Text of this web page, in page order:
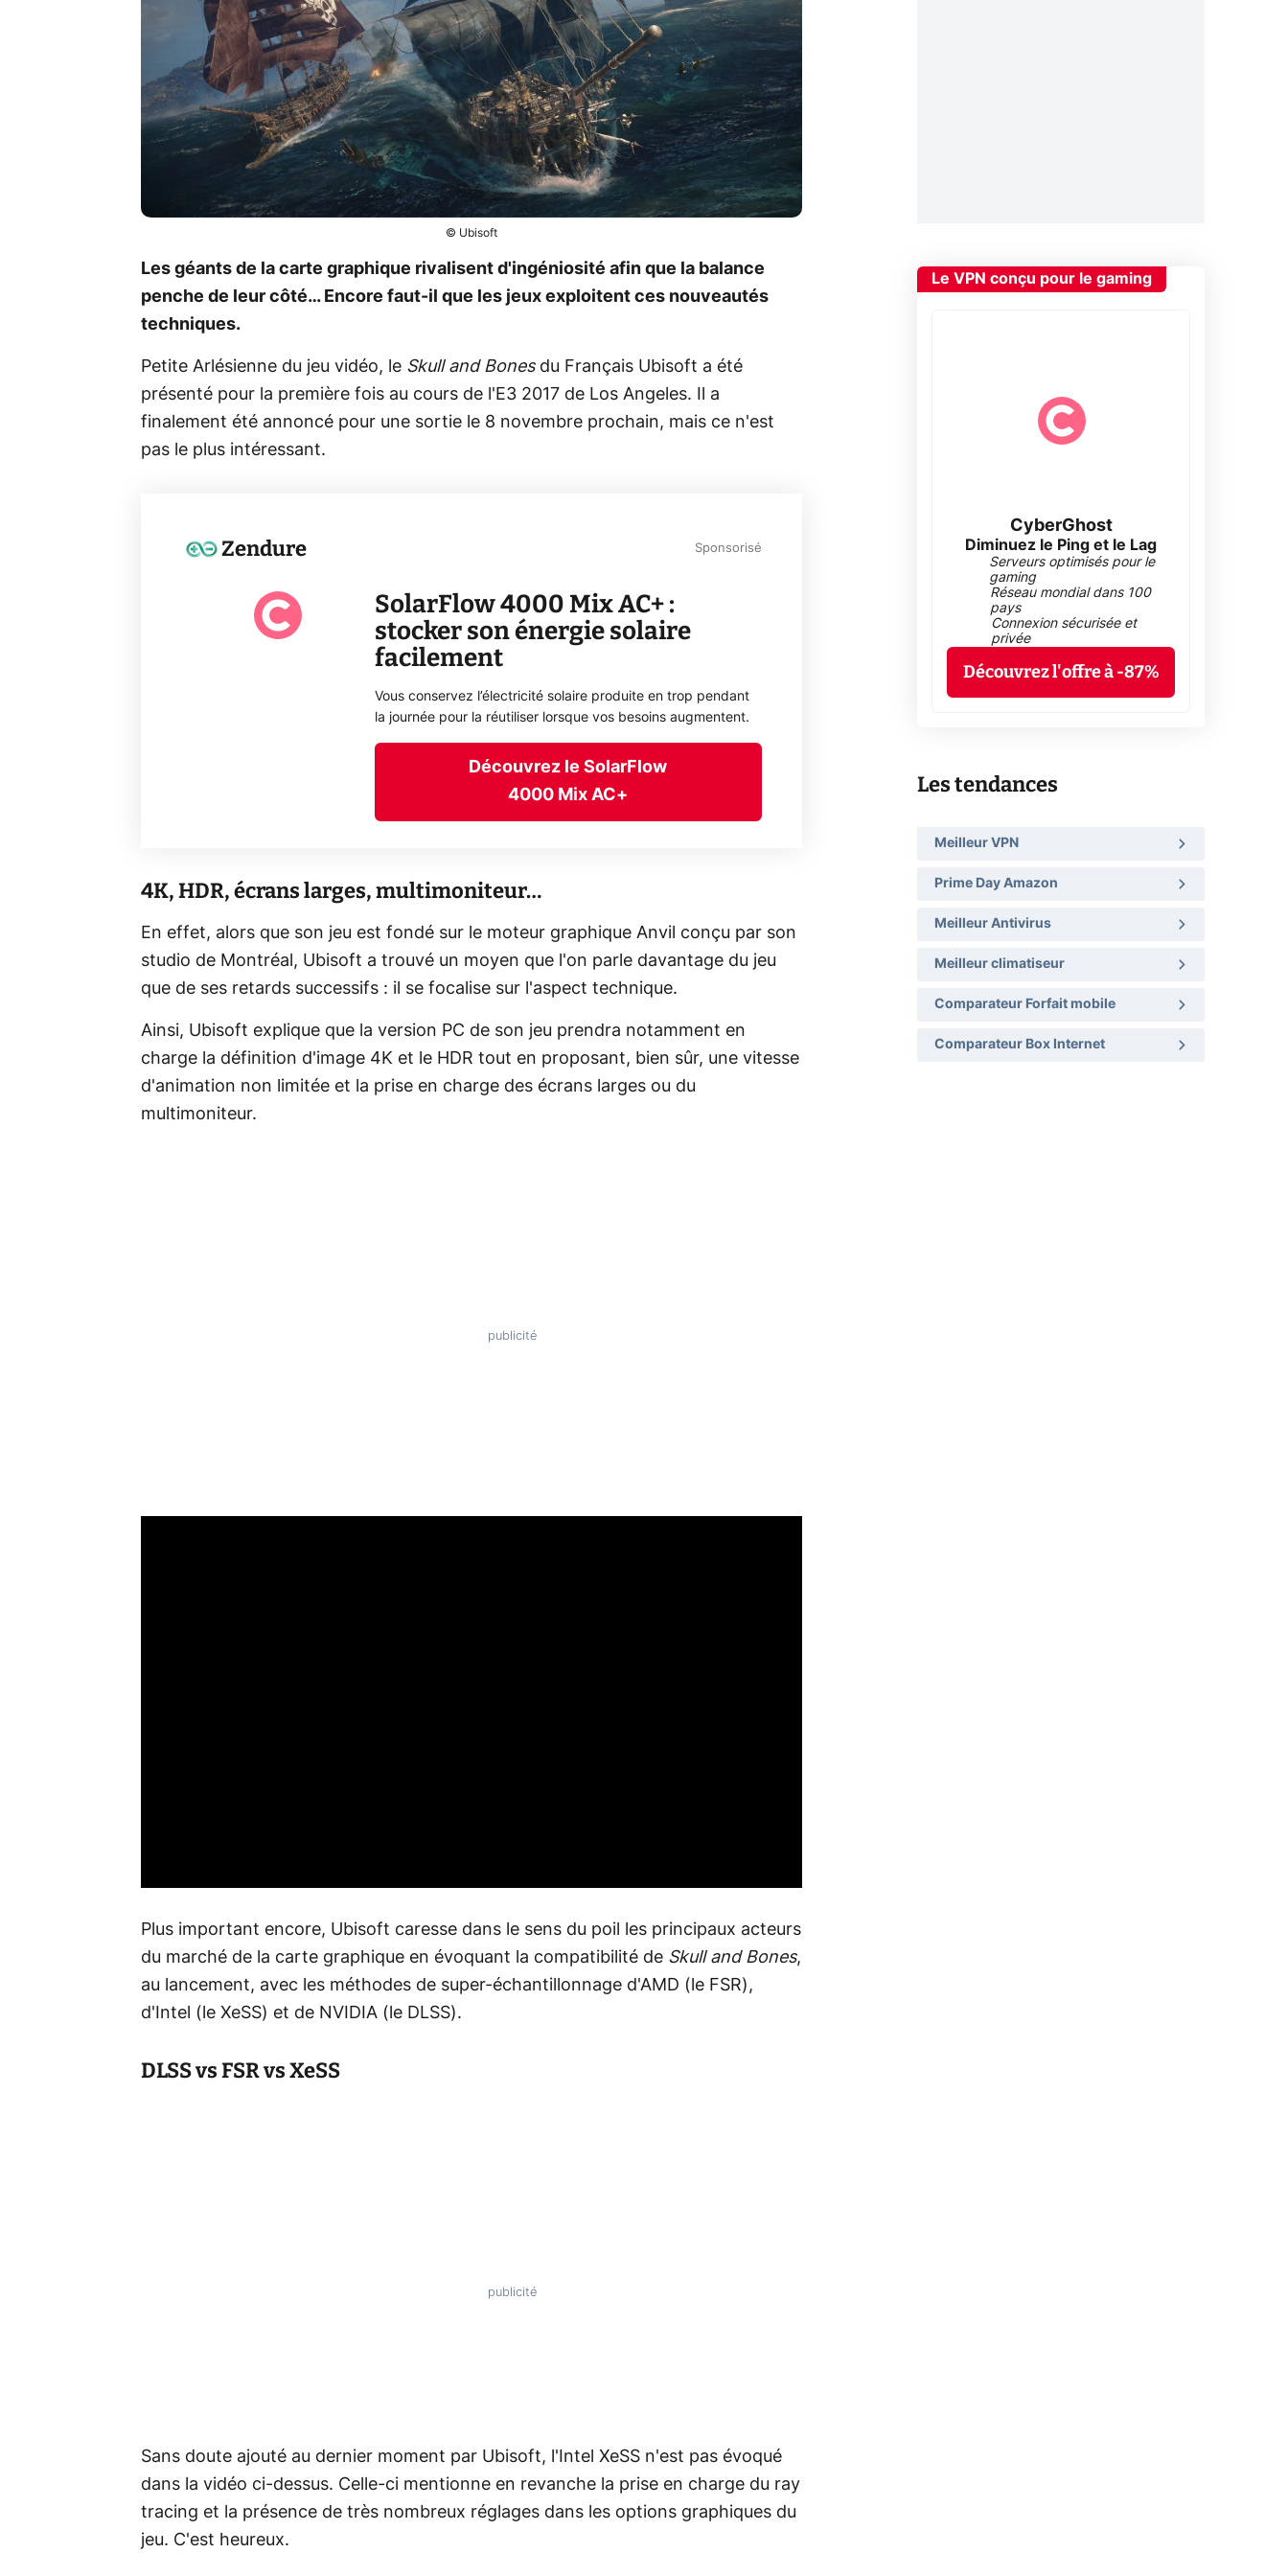
© Ubisoft
Les géants de la carte graphique rivalisent d'ingéniosité afin que la balance
penche de leur côté… Encore faut-il que les jeux exploitent ces nouveautés
techniques.
Petite Arlésienne du jeu vidéo, le Skull and Bonesdu Français Ubisoft a été
présenté pour la première fois au cours de l'E3 2017 de Los Angeles. Il a
finalement été annoncé pour une sortie le 8 novembre prochain, mais ce n'est
pas le plus intéressant.
Zendure Sponsorisé
SolarFlow 4000 Mix AC+ :
stocker son énergie solaire
facilement
Vous conservez l’électricité solaire produite en trop pendant
la journée pour la réutiliser lorsque vos besoins augmentent.
Découvrez le SolarFlow
4000 Mix AC+
4K, HDR, écrans larges, multimoniteur…
En effet, alors que son jeu est fondé sur le moteur graphique Anvil conçu par son
studio de Montréal, Ubisoft a trouvé un moyen que l'on parle davantage du jeu
que de ses retards successifs : il se focalise sur l'aspect technique.
Ainsi, Ubisoft explique que la version PC de son jeu prendra notamment en
charge la définition d'image 4K et le HDR tout en proposant, bien sûr, une vitesse
d'animation non limitée et la prise en charge des écrans larges ou du
multimoniteur.
Plus important encore, Ubisoft caresse dans le sens du poil les principaux acteurs
du marché de la carte graphique en évoquant la compatibilité de Skull and Bones,
au lancement, avec les méthodes de super-échantillonnage d'AMD (le FSR),
d'Intel (le XeSS) et de NVIDIA (le DLSS).
DLSS vs FSR vs XeSS
Sans doute ajouté au dernier moment par Ubisoft, l'Intel XeSS n'est pas évoqué
dans la vidéo ci-dessus. Celle-ci mentionne en revanche la prise en charge du ray
tracing et la présence de très nombreux réglages dans les options graphiques du
jeu. C'est heureux.
Le VPN conçu pour le gaming
CyberGhost
Diminuez le Ping et le Lag
Serveurs optimisés pour le
gaming
Réseau mondial dans 100
pays
Connexion sécurisée et
privée
Découvrez l'offre à -87%
Les tendances
Meilleur VPN
Prime Day Amazon
Meilleur Antivirus
Meilleur climatiseur
Comparateur Forfait mobile
Comparateur Box Internet